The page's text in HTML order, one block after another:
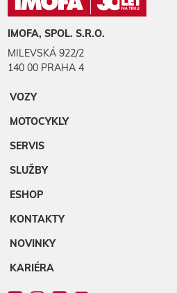
IMOFA, SPOL. S.R.O.
MILEVSKÁ 922/2
140 00 PRAHA 4
VOZY
MOTOCYKLY
SERVIS
SLUŽBY
ESHOP
KONTAKTY
NOVINKY
KARIÉRA